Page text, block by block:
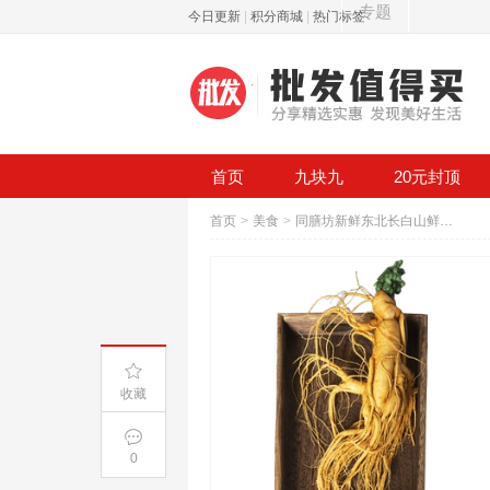
今日更新 积分商城 热门标签
首页 九块九 20元封顶
首页 > 美食 > 同膳坊新鲜东北长白山鲜人参
收藏
0
专题